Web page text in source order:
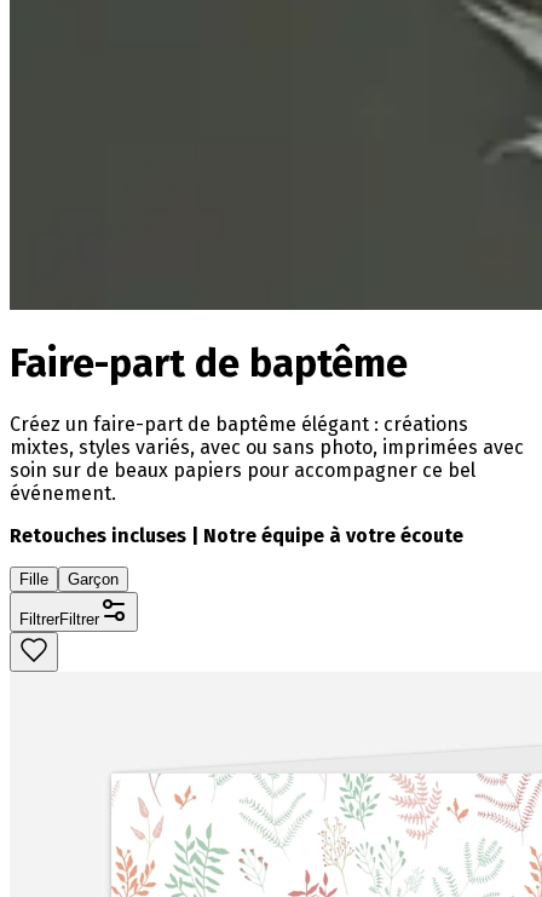
Faire-part de baptême
Créez un faire-part de baptême élégant : créations
mixtes, styles variés, avec ou sans photo, imprimées avec
soin sur de beaux papiers pour accompagner ce bel
événement.
Retouches incluses | Notre équipe à votre écoute
Fille Garçon
FiltrerFiltrer